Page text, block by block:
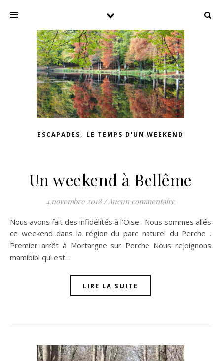
ESCAPADES, LE TEMPS D'UN WEEKEND
Un weekend à Bellême
4 novembre 2018 /Aucun commentaire
Nous avons fait des infidélités à l’Oise . Nous sommes allés
ce weekend dans la région du parc naturel du Perche .
Premier arrêt à Mortargne sur Perche Nous rejoignons
mamibibi qui est…
LIRE LA SUITE